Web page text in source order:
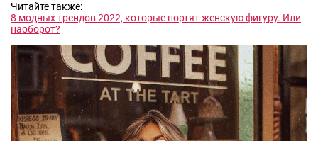
Читайте также:
8 модных трендов 2022, которые портят женскую фигуру. Или
наоборот?